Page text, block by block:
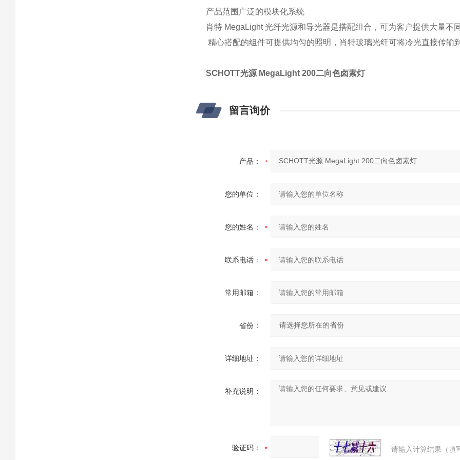
产品范围广泛的模块化系统
肖特 MegaLight 光纤光源和导光器是搭配组合，可为客户提供大量不
精心搭配的组件可提供均匀的照明，肖特玻璃光纤可将冷光直接传输
SCHOTT光源 MegaLight 200二向色卤素灯
留言询价
产品：
您的单位：
您的姓名：
联系电话：
常用邮箱：
省份：
详细地址：
补充说明：
验证码： 请输入计算结果（填